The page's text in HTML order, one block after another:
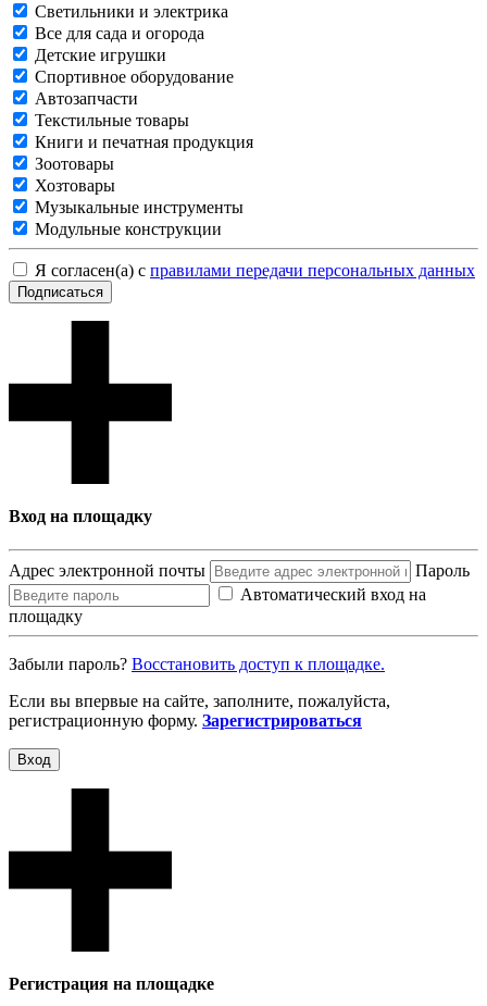
Светильники и электрика
Все для сада и огорода
Детские игрушки
Спортивное оборудование
Автозапчасти
Текстильные товары
Книги и печатная продукция
Зоотовары
Хозтовары
Музыкальные инструменты
Модульные конструкции
Я согласен(а) с правилами передачи персональных данных
Подписаться
Вход на площадку
Адрес электронной почты
Пароль
Автоматический вход на
площадку
Забыли пароль? Восcтановить доступ к площадке.
Если вы впервые на сайте, заполните, пожалуйста,
регистрационную форму. Зарегистрироваться
Вход
Регистрация на площадке